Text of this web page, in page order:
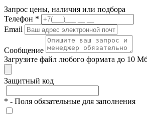
Запрос цены, наличия или подбора
Телефон *
Email
Сообщение
Загрузите файл любого формата до 10
Защитный код
* - Поля обязательные для заполнения